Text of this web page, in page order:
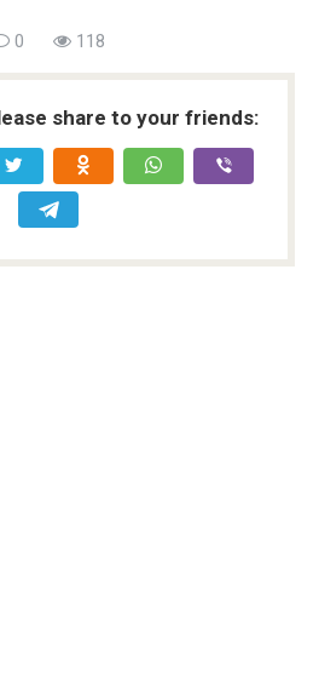
0 118
share to your friends: